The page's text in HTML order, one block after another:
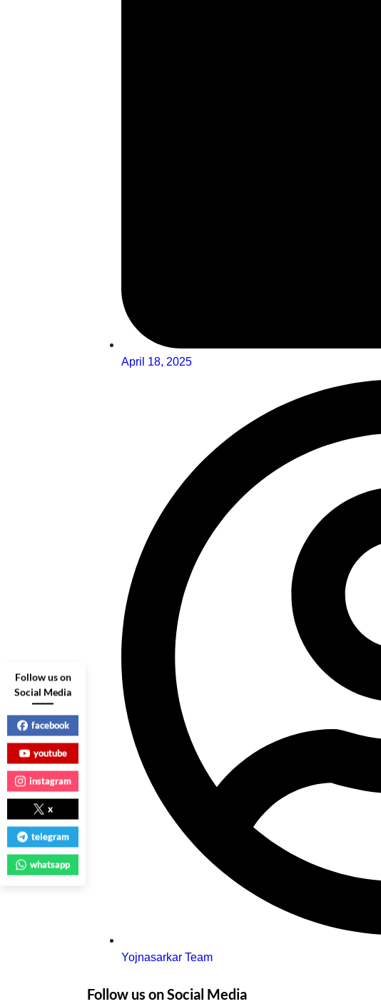
April 18, 2025
Yojnasarkar Team
Follow us on Social Media
Follow us on
Social Media
facebook
youtube
instagram
x
telegram
whatsapp